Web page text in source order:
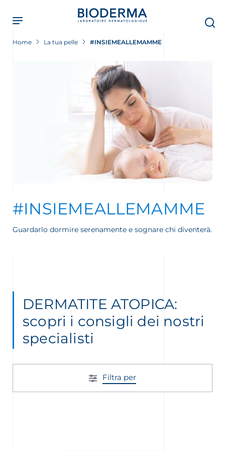
main
content
Home La tua pelle #INSIEMEALLEMAMME
#INSIEMEALLEMAMME
Guardarlo dormire serenamente e sognare chi diventerà.
DERMATITE ATOPICA:
scopri i consigli dei nostri
specialisti
Filtra per